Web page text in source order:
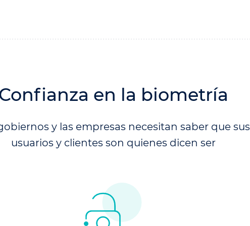
en la biometría
y las empresas necesitan saber que sus
usuarios y clientes son quienes dicen ser